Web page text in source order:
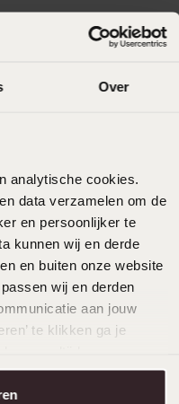
Over
analytische cookies.
data verzamelen om de
en persoonlijker te
kunnen wij en derde
en buiten onze website
wij en derden
aan jouw
te klikken ga je
onscookiebeleid.
steel neuspiercing
bol
Waterproof